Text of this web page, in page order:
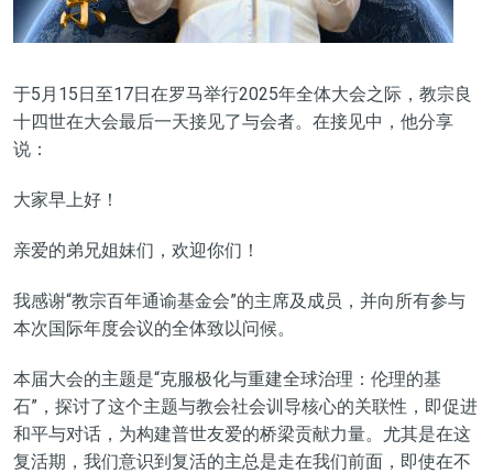
于5月15日至17日在罗马举行2025年全体大会之际，教宗良
十四世在大会最后一天接见了与会者。 在接见中，他分享
说：
大家早上好！
亲爱的弟兄姐妹们，欢迎你们！
我感谢“教宗百年通谕基金会”的主席及成员，并向所有参与
本次国际年度会议的全体致以问候。
本届大会的主题是“克服极化与重建全球治理：伦理的基
石”，探讨了这个主题与教会社会训导核心的关联性 ，即促进
和平与对话，为构建普世友爱的桥梁贡献力量。 尤其是在这
复活期，我们意识到复活的主总是走在我们前面，即使在不